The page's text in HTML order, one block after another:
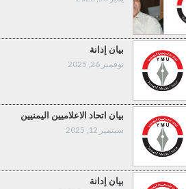
بيان إدانة
نوفمبر 26, 2025
بيان اتحاد الاعلاميين اليمنيين
سبتمبر 12, 2025
بيان إدانة